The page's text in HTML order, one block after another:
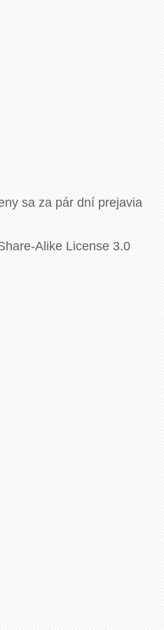
sa za pár dní prejavia
Alike License 3.0